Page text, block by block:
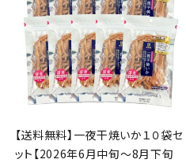
【送料無料】一夜干焼いか１０袋セ
ット【2026年6月中旬～8月下旬